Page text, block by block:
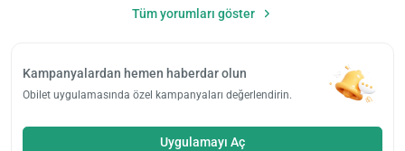
Tüm yorumları göster
Kampanyalardan hemen haberdar olun
Obilet uygulamasında özel kampanyaları değerlendirin.
Uygulamayı Aç